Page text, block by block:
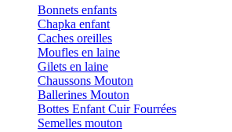
Bonnets enfants
Chapka enfant
Caches oreilles
Moufles en laine
Gilets en laine
Chaussons Mouton
Ballerines Mouton
Bottes Enfant Cuir Fourrées
Semelles mouton